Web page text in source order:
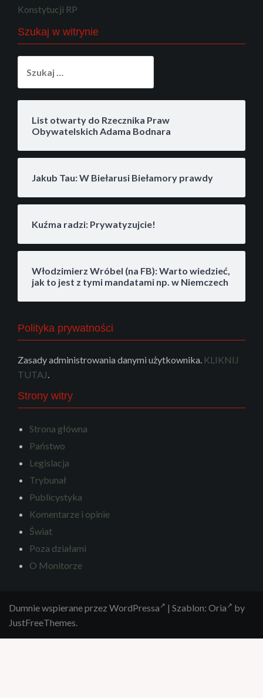
Konstytucji RP
Szukaj w witrynie
List otwarty do Rzecznika Praw
Obywatelskich Adama Bodnara
Jakub Tau: W Biełarusi Biełamory prawdy
Kuźma radzi: Prywatyzujcie!
Włodzimierz Wróbel (na FB): Warto wiedzieć,
jak to jest z tymi mandatami np. w Niemczech
Polityka prywatności
Zasady administrowania danymi użytkownika. KLIKNIJ
TUTAJ.
Strony witry
Strona główna
Państwo
Legislacja
Trybunał
Publicystyka
Komentarze i opinie
Świat
Poza działami
O Monitorze
Dumnie wspierane przez WordPressa | Szablon: Oria
by
JustFreeThemes.